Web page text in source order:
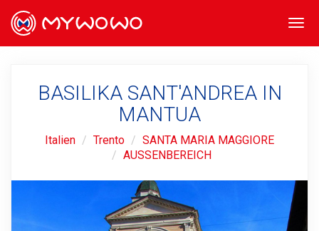
BASILIKA SANT'ANDREA IN
MANTUA
Italien Trento
SANTA MARIA MAGGIORE
AUSSENBEREICH